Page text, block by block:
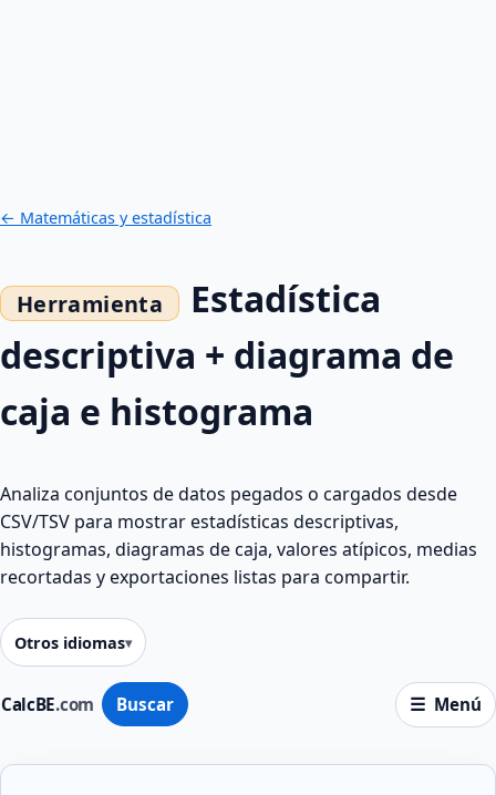
CalcBE.com Buscar Menú
← Matemáticas y estadística
Estadística
descriptiva + diagrama de
caja e histograma
Analiza conjuntos de datos pegados o cargados desde
CSV/TSV para mostrar estadísticas descriptivas,
histogramas, diagramas de caja, valores atípicos, medias
recortadas y exportaciones listas para compartir.
Otros idiomas